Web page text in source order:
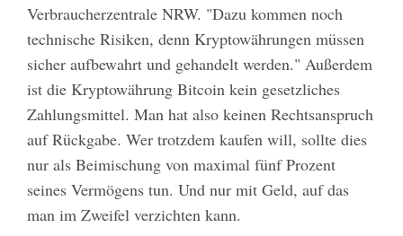
Verbraucherzentrale NRW. "Dazu kommen noch
technische Risiken, denn Kryptowährungen müssen
sicher aufbewahrt und gehandelt werden." Außerdem
ist die Kryptowährung Bitcoin kein gesetzliches
Zahlungsmittel. Man hat also keinen Rechtsanspruch
auf Rückgabe. Wer trotzdem kaufen will, sollte dies
nur als Beimischung von maximal fünf Prozent
seines Vermögens tun. Und nur mit Geld, auf das
man im Zweifel verzichten kann.